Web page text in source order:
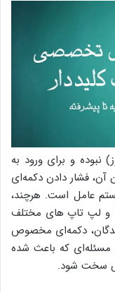
نبوده و برای ورود به
آن، فشار دادن دکمه‌ای
عامل است. هرچند،
و لپ تاپ های مختلف
دکمه‌ای مخصوص
مسئله‌ای که باعث شده
سخت شود.